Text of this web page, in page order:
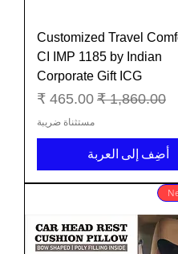
Customized Travel
CI IMP 1185 by Indian
Corporate Gift ICG
سعر عادي سعر البيع
مستثناة ضريبة
أضِف إلى العربة